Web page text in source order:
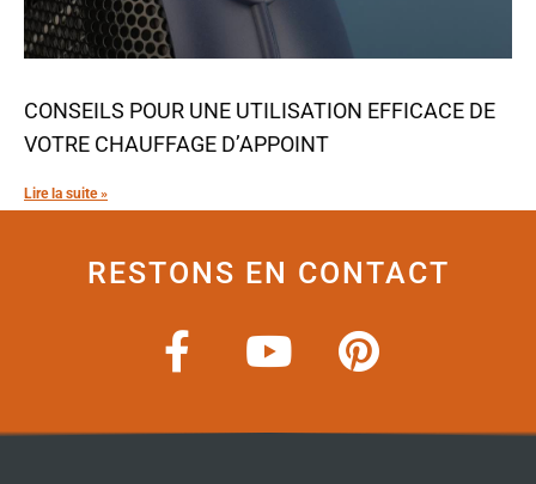
CONSEILS POUR UNE UTILISATION EFFICACE DE
VOTRE CHAUFFAGE D’APPOINT
Lire la suite »
RESTONS EN CONTACT